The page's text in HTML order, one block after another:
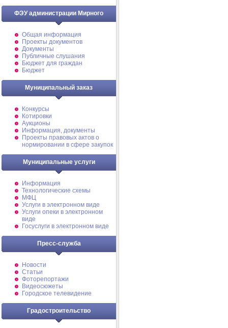
ФЭУ администрации Мирного
Общая информация
Проекты документов
Документы
Публичные слушания
Бюджет для граждан
Бюджет
Муниципальный заказ
Конкурсы
Котировки
Аукционы
Информация, документы
Проекты правовых актов о
нормировании в сфере закупок
Муниципальные услуги
Информация
Технологические схемы
МФЦ
Услуги в электронном виде
Услуги опеки в электронном
виде
Госуслуги в электронном виде
Пресс-служба
Новости
Статьи
Фоторепортажи
Видеосюжеты
Городское телевидение
Градостроительство